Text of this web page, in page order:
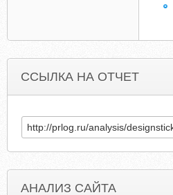
ССЫЛКА НА ОТЧЕТ
АНАЛИЗ САЙТА